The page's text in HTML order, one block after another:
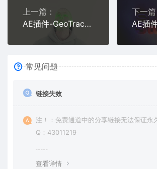
上一篇：
AE插件-GeoTracker 2023.2.0.652 Win三维对象运动跟踪工具 +教程
下一篇
常见问题
链接失效
注！：免费通道中的分享链接无法保证永
Q：43011219
查看详情